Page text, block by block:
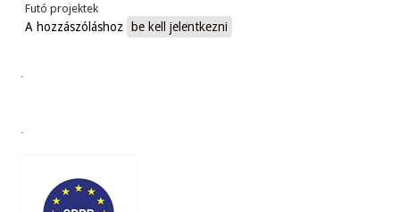
Futó projektek
A hozzászóláshoz be kell jelentkezni
.
.